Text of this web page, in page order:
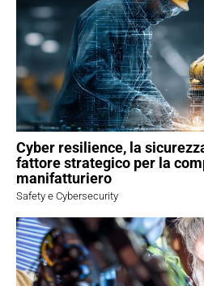
Cyber resilience, la
fattore strategico per la
manifatturiero
Safety e Cybersecurity